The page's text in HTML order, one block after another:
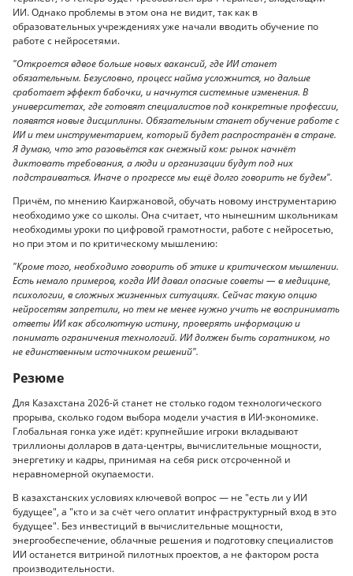
ИИ. Однако проблемы в этом она не видит, так как в
образовательных учреждениях уже начали вводить обучение по
работе с нейросетями.
"Откроется вдвое больше новых вакансий, где ИИ станет
обязательным. Безусловно, процесс найма усложнится, но дальше
сработает эффект бабочки, и начнутся системные изменения. В
университетах, где готовят специалистов под конкретные профессии,
появятся новые дисциплины. Обязательным станет обучение работе с
ИИ и тем инструментарием, который будет распространён в стране.
Я думаю, что это разовьётся как снежный ком: рынок начнёт
диктовать требования, а люди и организации будут под них
подстраиваться. Иначе о прогрессе мы ещё долго говорить не будем".
Причём, по мнению Каиржановой, обучать новому инструментарию
необходимо уже со школы. Она считает, что нынешним школьникам
необходимы уроки по цифровой грамотности, работе с нейросетью,
но при этом и по критическому мышлению:
"Кроме того, необходимо говорить об этике и критическом мышлении.
Есть немало примеров, когда ИИ давал опасные советы — в медицине,
психологии, в сложных жизненных ситуациях. Сейчас такую опцию
нейросетям запретили, но тем не менее нужно учить не воспринимать
ответы ИИ как абсолютную истину, проверять информацию и
понимать ограничения технологий. ИИ должен быть соратником, но
не единственным источником решений".
Резюме
Для Казахстана 2026-й станет не столько годом технологического
прорыва, сколько годом выбора модели участия в ИИ-экономике.
Глобальная гонка уже идёт: крупнейшие игроки вкладывают
триллионы долларов в дата-центры, вычислительные мощности,
энергетику и кадры, принимая на себя риск отсроченной и
неравномерной окупаемости.
В казахстанских условиях ключевой вопрос — не "есть ли у ИИ
будущее", а "кто и за счёт чего оплатит инфраструктурный вход в это
будущее". Без инвестиций в вычислительные мощности,
энергообеспечение, облачные решения и подготовку специалистов
ИИ останется витриной пилотных проектов, а не фактором роста
производительности.